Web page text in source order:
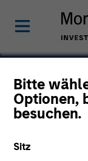
Bitte
Optionen,
besuchen.
Sitz